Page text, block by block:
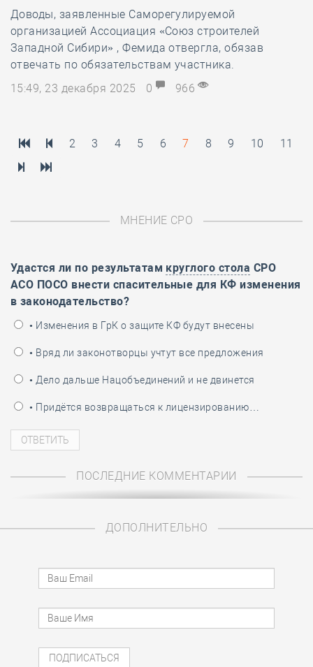
Доводы, заявленные Саморегулируемой
организацией Ассоциация «Союз строителей
Западной Сибири» , Фемида отвергла, обязав
отвечать по обязательствам участника.
15:49, 23 декабря 2025
0 966
2 3 4 5 6 7 8 9 10 11
МНЕНИЕ СРО
Удастся ли по результатам круглого стола СРО
АСО ПОСО внести спасительные для КФ изменения
в законодательство?
• Изменения в ГрК о защите КФ будут внесены
• Вряд ли законотворцы учтут все предложения
• Дело дальше Нацобъединений и не двинется
• Придётся возвращаться к лицензированию…
ПОСЛЕДНИЕ КОММЕНТАРИИ
ДОПОЛНИТЕЛЬНО